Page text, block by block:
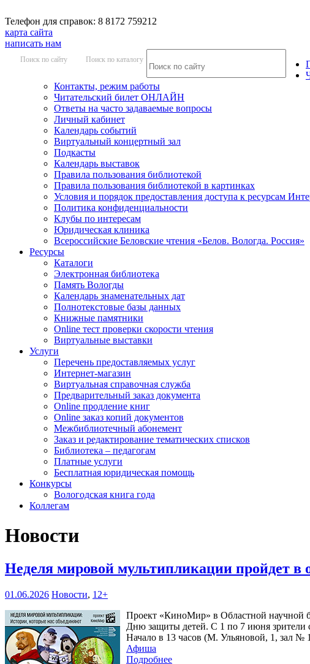
Телефон для справок: 8 8172 759212
карта сайта
написать нам
Поиск по сайту Поиск по каталогу
Контакты, режим работы
Читательский билет ОНЛАЙН
Ответы на часто задаваемые вопросы
Личный кабинет
Календарь событий
Виртуальный концертный зал
Подкасты
Календарь выставок
Правила пользования библиотекой
Правила пользования библиотекой в картинках
Условия и порядок предоставления доступа к ресурсам
Политика конфиденциальности
Клубы по интересам
Юридическая клиника
Всероссийские Беловские чтения «Белов. Вологда. Россия»
Ресурсы
Каталоги
Электронная библиотека
Память Вологды
Календарь знаменательных дат
Полнотекстовые базы данных
Книжные памятники
Online тест проверки скорости чтения
Виртуальные выставки
Услуги
Перечень предоставляемых услуг
Интернет-магазин
Виртуальная справочная служба
Предварительный заказ документа
Online продление книг
Online заказ копий документов
Межбиблиотечный абонемент
Заказ и редактирование тематических списков
Библиотека – педагогам
Платные услуги
Бесплатная юридическая помощь
Конкурсы
Вологодская книга года
Коллегам
Новости
Неделя мировой мультипликации пройдет в
01.06.2026 Новости, 12+
Проект «КиноМир» в Областной научной
Дню защиты детей. С 1 по 7 июня зрители
Начало в 13 часов (М. Ульяновой, 1, зал №
Афиша
Подробнее